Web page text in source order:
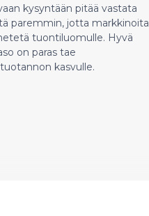
kysyntään pitää vastata
paremmin, jotta markkinoita
tuontiluomulle. Hyvä
on paras tae
kasvulle.